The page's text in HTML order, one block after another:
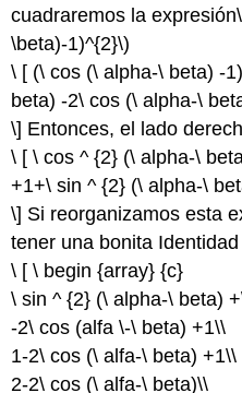
cuadraremos la expresión
\beta)-1)^{2}\)
\ [ (\ cos (\ alpha-\ beta) -
beta) -2\ cos (\ alpha-\
\] Entonces, el lado
\ [ \ cos ^ {2} (\ alpha-\
+1+\ sin ^ {2} (\ alpha-\
\] Si reorganizamos esta
tener una bonita
\ [ \ begin {array} {c}
\ sin ^ {2} (\ alpha-\ beta)
-2\ cos (alfa \-\ beta) +1\\
1-2\ cos (\ alfa-\ beta) +1\\
2-2\ cos (\ alfa-\ beta)\\